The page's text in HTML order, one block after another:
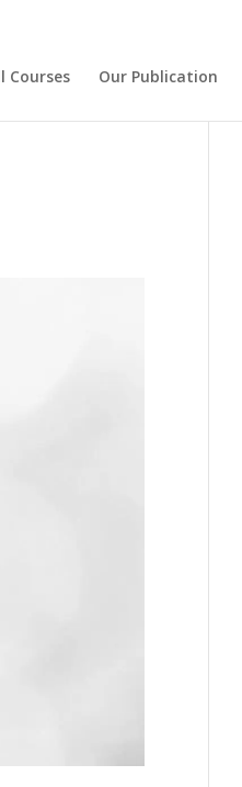
Courses Our Publication